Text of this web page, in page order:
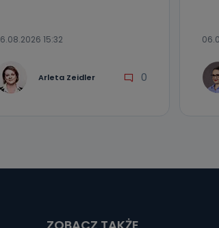
15:32
Arleta Zeidler 0